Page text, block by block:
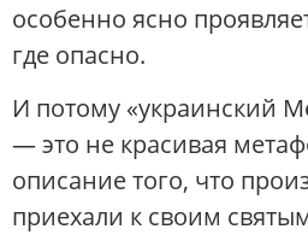
особенно ясно
где опасно.
И потому «украинский
— это не красивая
описание того, что
приехали к своим